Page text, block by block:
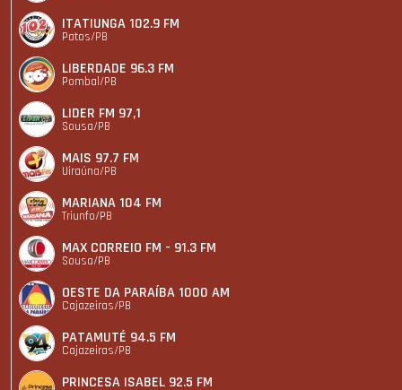
ITATIUNGA 102.9 FM
Patos/PB
LIBERDADE 96.3 FM
Pombal/PB
LIDER FM 97,1
Sousa/PB
MAIS 97.7 FM
Uiraúna/PB
MARIANA 104 FM
Triunfo/PB
MAX CORREIO FM - 91.3 FM
Sousa/PB
OESTE DA PARAÍBA 1000 AM
Cajazeiras/PB
PATAMUTÉ 94.5 FM
Cajazeiras/PB
PRINCESA ISABEL 92.5 FM